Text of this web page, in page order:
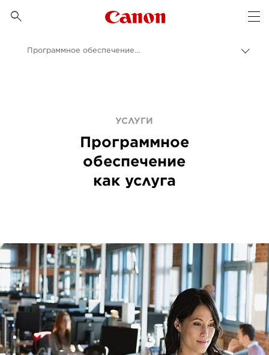

Canon Logo, back to
Программное обеспечение как услуга
УСЛУГИ
Программное
обеспечение
как услуга